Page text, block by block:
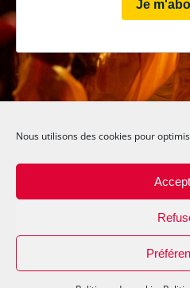
Nous utilisons des cookies pour
Happy Human Symphony – Joyeuse
NAULEAU | Crédit